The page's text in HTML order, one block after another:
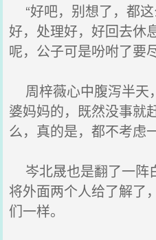
“好吧，别想了，都
好，处理好，好回去休
呢，公子可是吩咐了要
周梓薇心中腹泻半天
婆妈妈的，既然没事就
么，真的是，都不考虑
岑北晟也是翻了一阵
将外面两个人给了解了
们一样。